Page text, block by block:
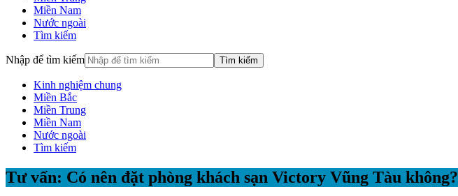
Miền Nam
Nước ngoài
Tìm kiếm
Nhập để tìm kiếm
Kinh nghiệm chung
Miền Bắc
Miền Trung
Miền Nam
Nước ngoài
Tìm kiếm
Tư vấn: Có nên đặt phòng khách sạn Victory Vũng Tàu không?